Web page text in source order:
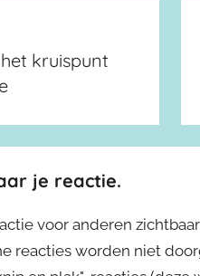
kruispunt
je reactie.
voor anderen
reacties worden niet